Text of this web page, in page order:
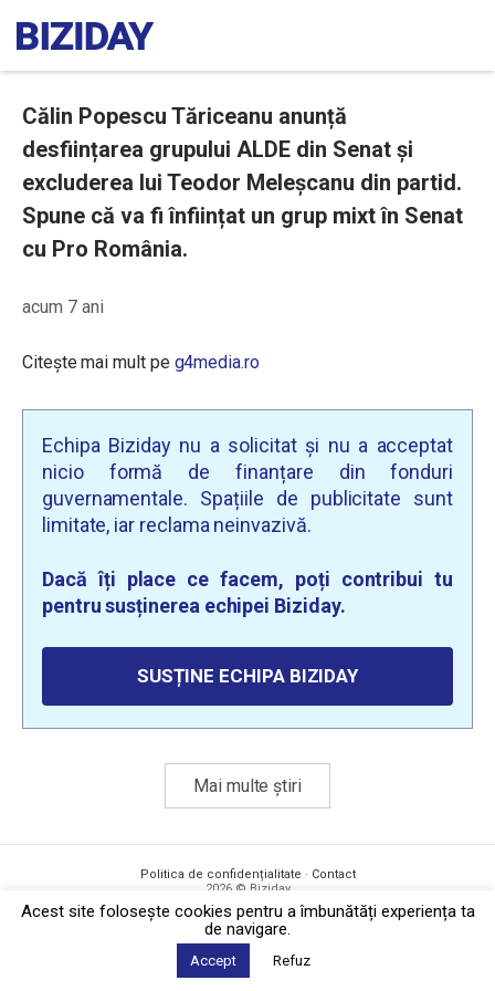
Călin Popescu Tăriceanu anunță
desființarea grupului ALDE din Senat și
excluderea lui Teodor Meleșcanu din partid.
Spune că va fi înființat un grup mixt în Senat
cu Pro România.
acum 7 ani
Citește mai mult pe g4media.ro
Echipa Biziday nu a solicitat și nu a acceptat
nicio formă de finanțare din fonduri
guvernamentale. Spațiile de publicitate sunt
limitate, iar reclama neinvazivă.
Dacă îți place ce facem, poți contribui tu
pentru susținerea echipei Biziday.
SUSȚINE ECHIPA BIZIDAY
Mai multe știri
Politica de confidențialitate · Contact
2026 © Biziday
Acest site foloseşte cookies pentru a îmbunătăți experiența ta
de navigare.
Accept Refuz